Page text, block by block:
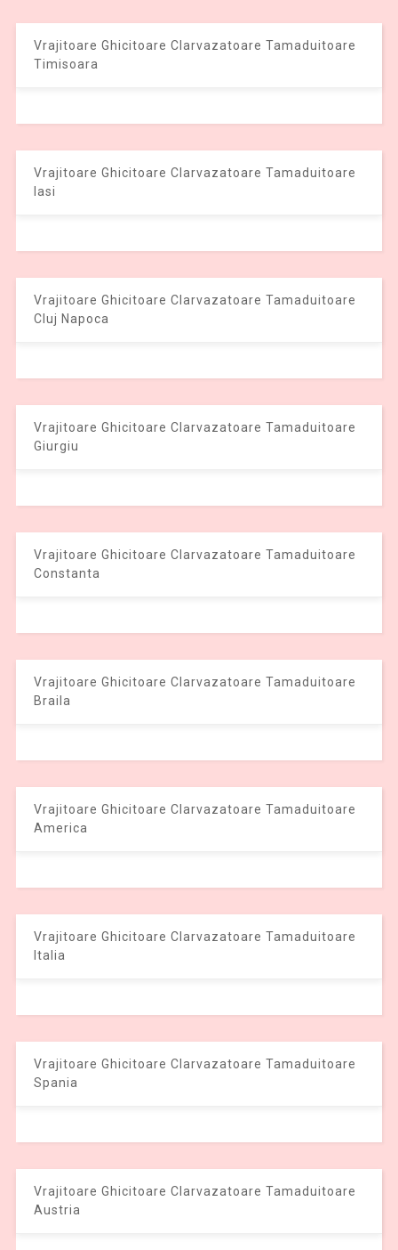
Vrajitoare Ghicitoare Clarvazatoare Tamaduitoare
Timisoara
Vrajitoare Ghicitoare Clarvazatoare Tamaduitoare
Iasi
Vrajitoare Ghicitoare Clarvazatoare Tamaduitoare
Cluj Napoca
Vrajitoare Ghicitoare Clarvazatoare Tamaduitoare
Giurgiu
Vrajitoare Ghicitoare Clarvazatoare Tamaduitoare
Constanta
Vrajitoare Ghicitoare Clarvazatoare Tamaduitoare
Braila
Vrajitoare Ghicitoare Clarvazatoare Tamaduitoare
America
Vrajitoare Ghicitoare Clarvazatoare Tamaduitoare
Italia
Vrajitoare Ghicitoare Clarvazatoare Tamaduitoare
Spania
Vrajitoare Ghicitoare Clarvazatoare Tamaduitoare
Austria